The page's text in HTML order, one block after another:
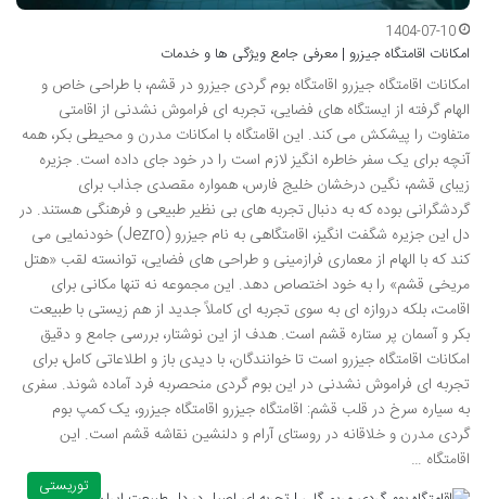
1404-07-10
امکانات اقامتگاه جیزرو | معرفی جامع ویژگی ها و خدمات
امکانات اقامتگاه جیزرو اقامتگاه بوم گردی جیزرو در قشم، با طراحی خاص و
الهام گرفته از ایستگاه های فضایی، تجربه ای فراموش نشدنی از اقامتی
متفاوت را پیشکش می کند. این اقامتگاه با امکانات مدرن و محیطی بکر، همه
آنچه برای یک سفر خاطره انگیز لازم است را در خود جای داده است. جزیره
زیبای قشم، نگین درخشان خلیج فارس، همواره مقصدی جذاب برای
گردشگرانی بوده که به دنبال تجربه های بی نظیر طبیعی و فرهنگی هستند. در
دل این جزیره شگفت انگیز، اقامتگاهی به نام جیزرو (Jezro) خودنمایی می
کند که با الهام از معماری فرازمینی و طراحی های فضایی، توانسته لقب «هتل
مریخی قشم» را به خود اختصاص دهد. این مجموعه نه تنها مکانی برای
اقامت، بلکه دروازه ای به سوی تجربه ای کاملاً جدید از هم زیستی با طبیعت
بکر و آسمان پر ستاره قشم است. هدف از این نوشتار، بررسی جامع و دقیق
امکانات اقامتگاه جیزرو است تا خوانندگان، با دیدی باز و اطلاعاتی کامل، برای
تجربه ای فراموش نشدنی در این بوم گردی منحصربه فرد آماده شوند. سفری
به سیاره سرخ در قلب قشم: اقامتگاه جیزرو اقامتگاه جیزرو، یک کمپ بوم
گردی مدرن و خلاقانه در روستای آرام و دلنشین نقاشه قشم است. این
اقامتگاه …
توریستی